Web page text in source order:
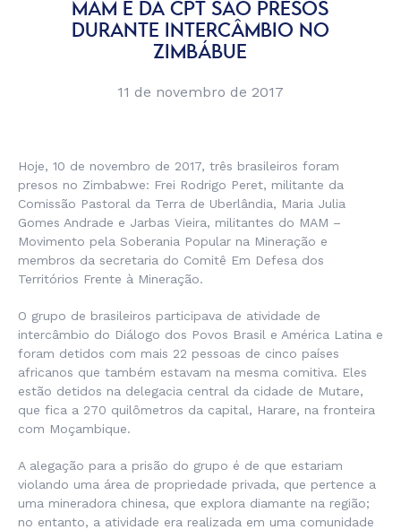
MAM E DA CPT SÃO PRESOS
DURANTE INTERCÂMBIO NO
ZIMBÁBUE
11 de novembro de 2017
Hoje, 10 de novembro de 2017, três brasileiros foram
presos no Zimbabwe: Frei Rodrigo Peret, militante da
Comissão Pastoral da Terra de Uberlândia, Maria Julia
Gomes Andrade e Jarbas Vieira, militantes do MAM –
Movimento pela Soberania Popular na Mineração e
membros da secretaria do Comitê Em Defesa dos
Territórios Frente à Mineração.
O grupo de brasileiros participava de atividade de
intercâmbio do Diálogo dos Povos Brasil e América Latina e
foram detidos com mais 22 pessoas de cinco países
africanos que também estavam na mesma comitiva. Eles
estão detidos na delegacia central da cidade de Mutare,
que fica a 270 quilômetros da capital, Harare, na fronteira
com Moçambique.
A alegação para a prisão do grupo é de que estariam
violando uma área de propriedade privada, que pertence a
uma mineradora chinesa, que explora diamante na região;
no entanto, a atividade era realizada em uma comunidade